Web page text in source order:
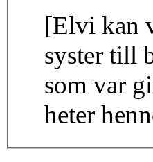
[Elvi kan
syster till
som var
heter